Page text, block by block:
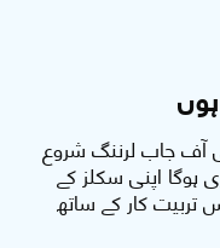
آف جاب لرننگ شروع
ہوگا اپنی سکلز کے
تربیت کار کے ساتھ